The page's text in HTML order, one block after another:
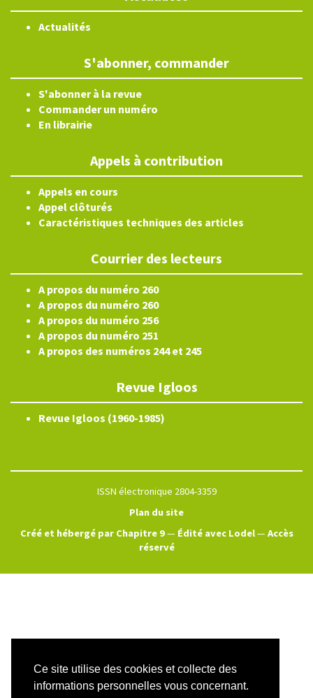
Ce site utilise des cookies et collecte des
informations personnelles vous concernant.
Actualités
S'abonner, commander
S'abonner à la revue
Commander un numéro
En librairie
Appels à contribution
Appels en cours
Appel clôturés
Caractéristiques techniques des articles
Courrier des lecteurs
A propos du numéro 260
A propos du numéro 260
A propos du numéro 256
A propos du numéro 251
A propos des numéros 244 et 245
Revue Igloos
Revue Igloos (1960-1985)
ISSN électronique 2804-3359
Plan du site
Créé et hébergé par Chapitre 9— Édité avec Lodel— Accès
réservé